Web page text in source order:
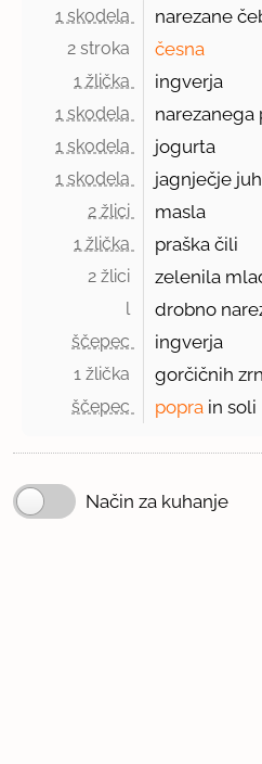
1 skodela narezane
2 stroka česna
1 žlička ingverja
1 skodela narezanega
1 skodela jogurta
1 skodela jagnječje
2 žlici masla
1 žlička praška čili
2 žlici zelenila
l drobno
ščepec ingverja
1 žlička gorčičnih zrn
ščepec popra in soli
Način za kuhanje